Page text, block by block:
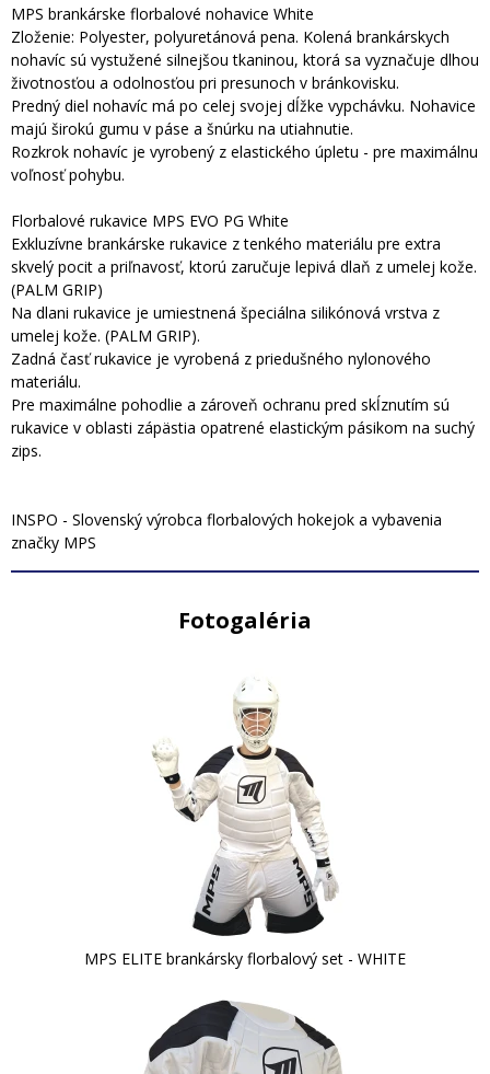
MPS brankárske florbalové nohavice White
Zloženie: Polyester, polyuretánová pena. Kolená brankárskych
nohavíc sú vystužené silnejšou tkaninou, ktorá sa vyznačuje dlhou
životnosťou a odolnosťou pri presunoch v bránkovisku.
Predný diel nohavíc má po celej svojej dĺžke vypchávku. Nohavice
majú širokú gumu v páse a šnúrku na utiahnutie.
Rozkrok nohavíc je vyrobený z elastického úpletu - pre maximálnu
voľnosť pohybu.
Florbalové rukavice MPS EVO PG White
Exkluzívne brankárske rukavice z tenkého materiálu pre extra
skvelý pocit a priľnavosť, ktorú zaručuje lepivá dlaň z umelej kože.
(PALM GRIP)
Na dlani rukavice je umiestnená špeciálna silikónová vrstva z
umelej kože. (PALM GRIP).
Zadná časť rukavice je vyrobená z priedušného nylonového
materiálu.
Pre maximálne pohodlie a zároveň ochranu pred skĺznutím sú
rukavice v oblasti zápästia opatrené elastickým pásikom na suchý
zips.
INSPO - Slovenský výrobca florbalových hokejok a vybavenia
značky MPS
Fotogaléria
MPS ELITE brankársky florbalový set - WHITE